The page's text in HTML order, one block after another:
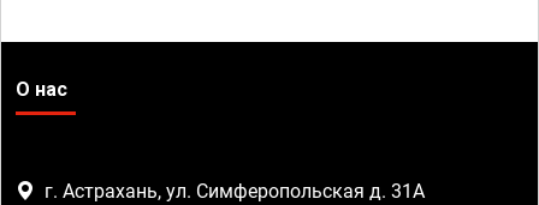
О нас
г. Астрахань, ул. Симферопольская д. 31А